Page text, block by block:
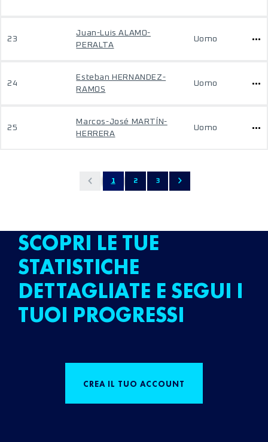
23
Juan-Luis ALAMO-
PERALTA
Uomo
24
Esteban HERNANDEZ-
RAMOS
Uomo
25
Marcos-José MARTÍN-
HERRERA
Uomo
1 2 3
SCOPRI LE TUE
STATISTICHE
DETTAGLIATE E SEGUI I
TUOI PROGRESSI
CREA IL TUO ACCOUNT